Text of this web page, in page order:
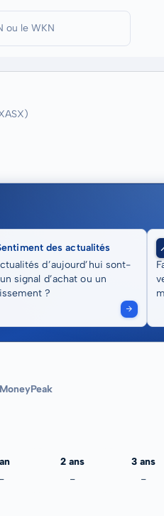
des actualités
d’aujourd’hui sont-
signal d’achat ou un
?
MoneyPeak
-
2 ans
-
3 ans
-